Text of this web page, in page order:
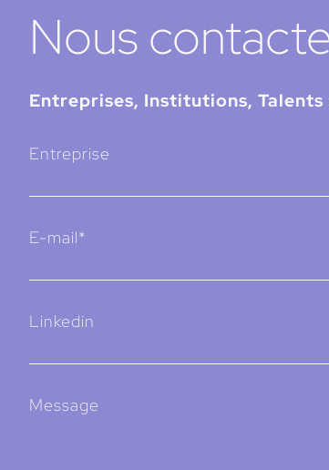
Nous
Entreprises, Institutions, Talents
Entreprise
E-mail*
Linkedin
Message